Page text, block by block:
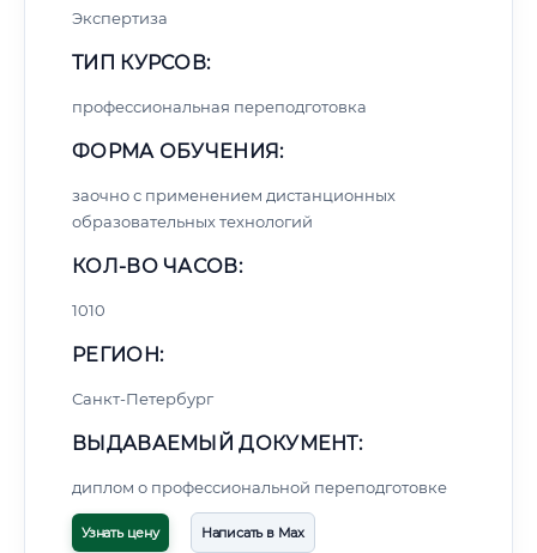
Экспертиза
ТИП КУРСОВ:
профессиональная переподготовка
ФОРМА ОБУЧЕНИЯ:
заочно с применением дистанционных
образовательных технологий
КОЛ-ВО ЧАСОВ:
1010
РЕГИОН:
Санкт-Петербург
ВЫДАВАЕМЫЙ ДОКУМЕНТ:
диплом о профессиональной переподготовке
Узнать цену Написать в Max